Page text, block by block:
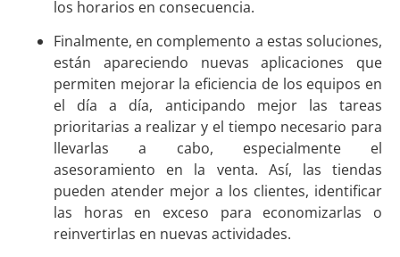
los horarios en consecuencia.
Finalmente, en complemento a estas soluciones,
están apareciendo nuevas aplicaciones que
permiten mejorar la eficiencia de los equipos en
el día a día, anticipando mejor las tareas
prioritarias a realizar y el tiempo necesario para
llevarlas a cabo, especialmente el
asesoramiento en la venta. Así, las tiendas
pueden atender mejor a los clientes, identificar
las horas en exceso para economizarlas o
reinvertirlas en nuevas actividades.